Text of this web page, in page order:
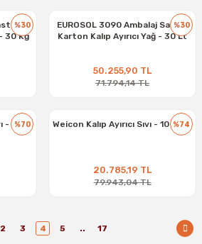
%30
- 30 Kg
%30
EUROSOL 3090 Ambalaj Sanayi
Karton Kalıp Ayırıcı Yağ - 30 Lt
50.255,90 TL
71.794,14 TL
%70
- 28
%74
Weicon Kalıp Ayırıcı Sıvı - 10 Litre
20.785,19 TL
79.943,04 TL
2 3 4 5 .. 17